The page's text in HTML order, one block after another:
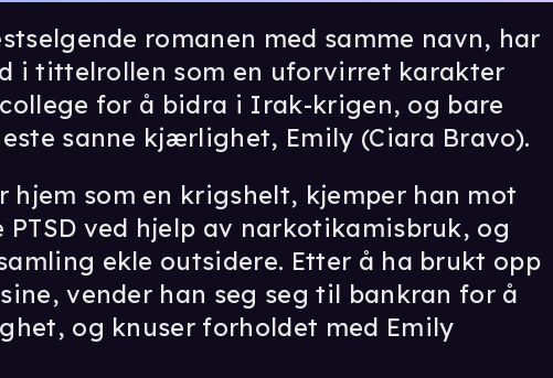
romanen med samme navn, har
i tittelrollen som en uforvirret karakter
for å bidra i Irak-krigen, og bare
sanne kjærlighet, Emily (Ciara Bravo).
hjem som en krigshelt, kjemper han mot
ved hjelp av narkotikamisbruk, og
ekle outsidere. Etter å ha brukt opp
vender han seg seg til bankran for å
og knuser forholdet med Emily